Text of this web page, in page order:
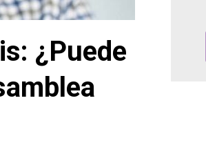
¿Puede